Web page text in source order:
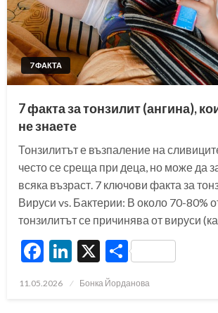
7 ФАКТА
7 факта за тонзилит (ангина),
не знаете
Тонзилитът е възпаление на
често се среща при деца, но може да
всяка възраст. 7 ключови факта за
Вируси vs. Бактерии: В около 70-80%
тонзилитът се причинява от вируси
Facebook
LinkedIn
X Share
Posted
11.05.2026 Бонка Йорданова